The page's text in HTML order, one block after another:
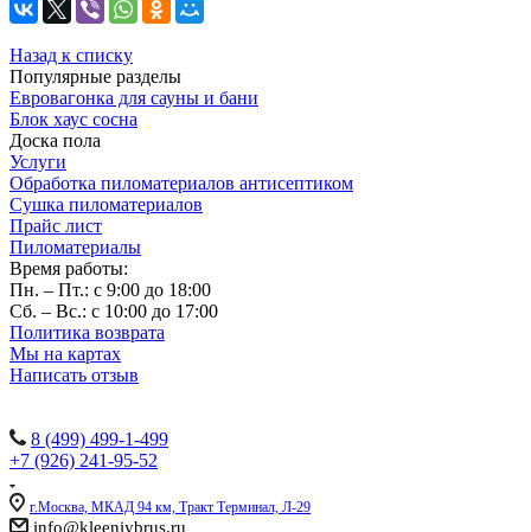
Назад к списку
Популярные разделы
Евровагонка для сауны и бани
Блок хаус сосна
Доска пола
Услуги
Обработка пиломатериалов антисептиком
Сушка пиломатериалов
Прайс лист
Пиломатериалы
Время работы:
Пн. – Пт.: с 9:00 до 18:00
Сб. – Вс.: с 10:00 до 17:00
Политика возврата
Мы на картах
Написать отзыв
8 (499) 499-1-499
+7 (926) 241-95-52
г.Москва, МКАД 94 км, Тракт Терминал, Л-29
info@kleeniybrus.ru